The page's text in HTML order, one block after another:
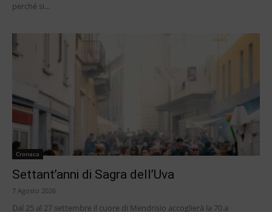
perché si...
Cronaca
Settant’anni di Sagra dell’Uva
7 Agosto 2026
Dal 25 al 27 settembre il cuore di Mendrisio accoglierà la 70.a